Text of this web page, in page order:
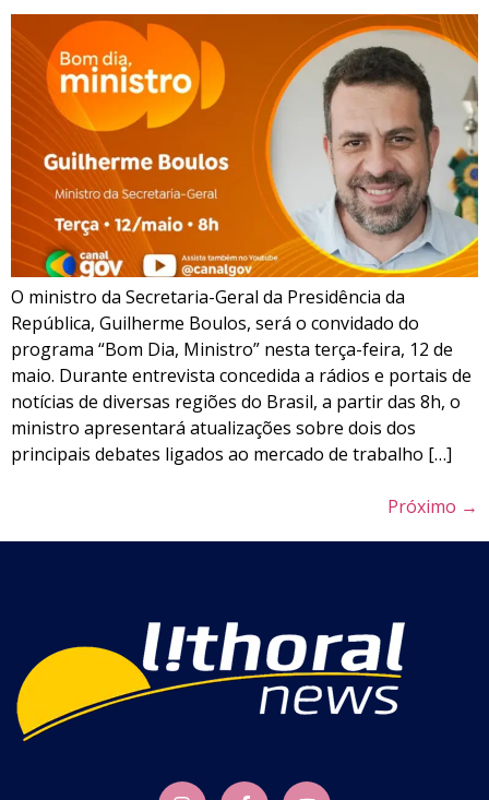
O ministro da Secretaria-Geral da Presidência da
República, Guilherme Boulos, será o convidado do
programa “Bom Dia, Ministro” nesta terça-feira, 12 de
maio. Durante entrevista concedida a rádios e portais de
notícias de diversas regiões do Brasil, a partir das 8h, o
ministro apresentará atualizações sobre dois dos
principais debates ligados ao mercado de trabalho […]
Próximo →